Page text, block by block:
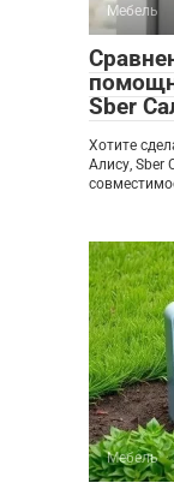
Мебель
Sber
Хотите
Алису,
Мебель